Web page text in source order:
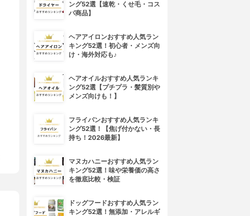
ング52選【速乾・くせ毛・コス
パ商品】
ヘアアイロンおすすめ人気ラン
キング52選！初心者・メンズ向
け・海外対応も♪
ヘアオイルおすすめ人気ランキ
ング52選【プチプラ・髪質別や
メンズ向けも！】
フライパンおすすめ人気ランキ
ング52選！【焦げ付かない・長
持ち！2026最新】
マヌカハニーおすすめ人気ラン
キング52選！味や栄養価の高さ
を徹底比較・検証
ドッグフードおすすめ人気ラン
キング52選！無添加・アレルギ